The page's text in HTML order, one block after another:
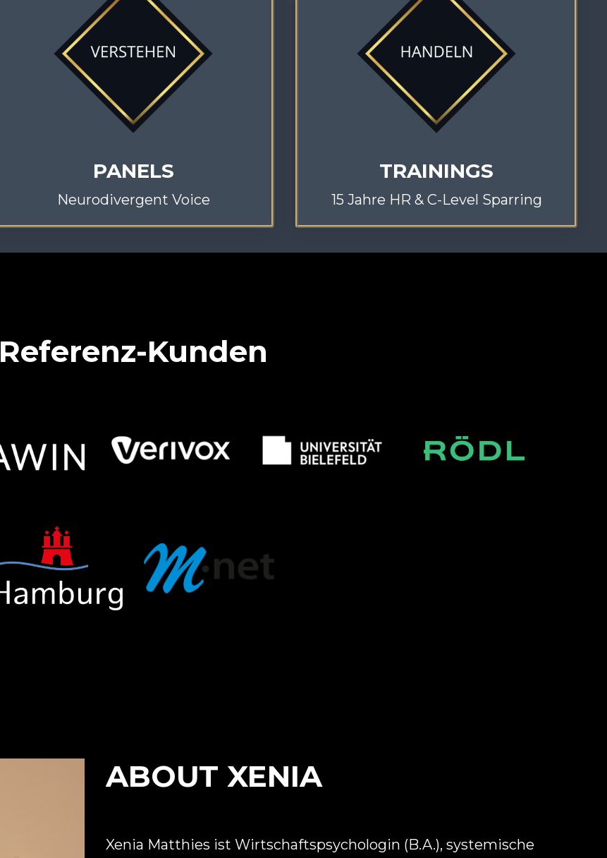
PANELS
Neurodivergent Voice
TRAININGS
15 Jahre HR & C-Level Sparring
Referenz-Kunden
ABOUT XENIA
Xenia Matthies ist Wirtschaftspsychologin (B.A.), systemische